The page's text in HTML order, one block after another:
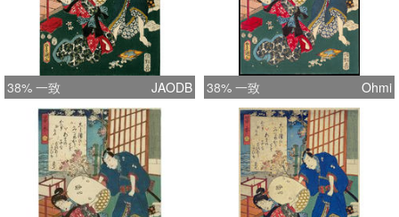
38% 一致 JAODB 38% 一致 Ohmi